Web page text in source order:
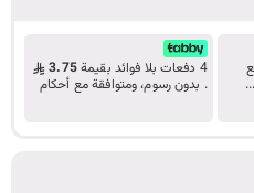
ا 4 دفعات بلا فوائد بقيمة
3.75
. بدون رسوم، ومتوافقة مع أحكام